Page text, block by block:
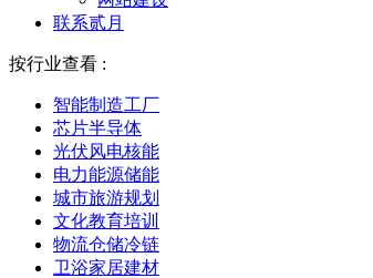
联系贰月
按行业查看 :
智能制造工厂
芯片半导体
光伏风电核能
电力能源储能
城市旅游规划
文化教育培训
物流仓储冷链
卫浴家居建材